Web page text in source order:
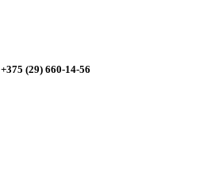
+375 (29) 660-14-56